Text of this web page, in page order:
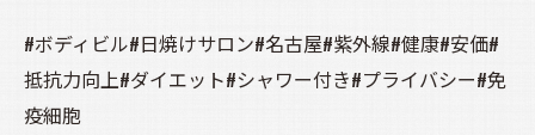
#ボディビル#日焼けサロン#名古屋#紫外線#健康#安価#
抵抗力向上#ダイエット#シャワー付き#プライバシー#免
疫細胞